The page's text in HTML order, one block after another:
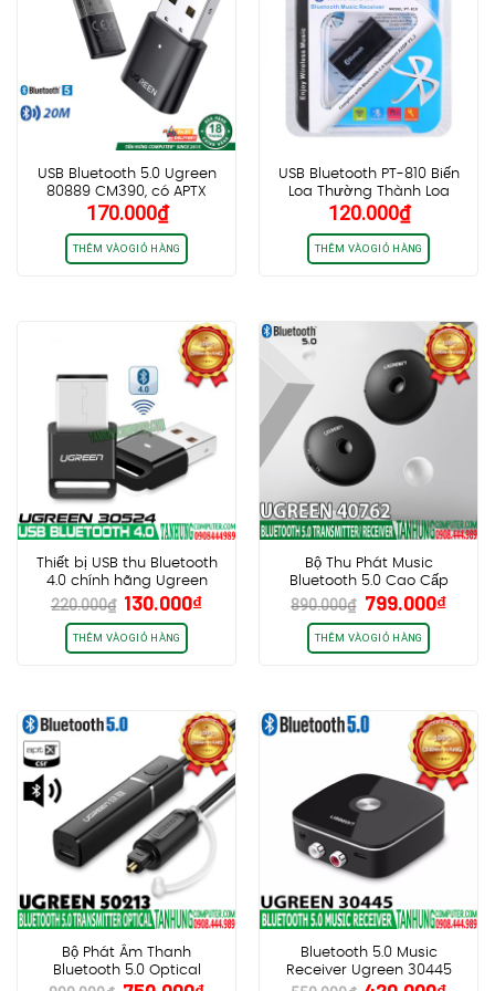
USB Bluetooth 5.0 Ugreen
80889 CM390, có APTX
170.000₫
THÊM VÀO GIỎ HÀNG
USB Bluetooth PT-810 Biến
Loa Thường Thành Loa
Bluetooth 2.0
120.000₫
THÊM VÀO GIỎ HÀNG
Thiết bị USB thu Bluetooth
4.0 chính hãng Ugreen
30524, hỗ trợ Qualcomm®
aptX™
220.000₫ Giá
gốc
là:
220.000₫.
130.000₫Giá
THÊM VÀO GIỎ HÀNG
Bộ Thu Phát Music
Bluetooth 5.0 Cao Cấp
Ugreen 40762, Có APTX
890.000₫ Giá
gốc
là:
890.000₫.
799.000₫Giá
THÊM VÀO GIỎ HÀNG
Bộ Phát Âm Thanh
Bluetooth 5.0 Optical
Ugreen 50213 – Dùng Cho
Bluetooth 5.0 Music
Receiver Ugreen 30445
Thiết bị nhận Bluetooth cho